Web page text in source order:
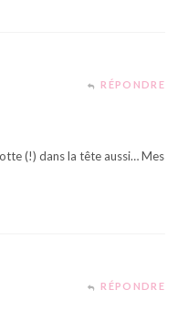
RÉPONDRE
(!) dans la tête aussi… Mes
RÉPONDRE